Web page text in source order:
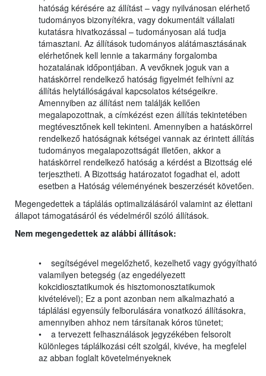
hatóság kérésére az állítást – vagy nyilvánosan elérhető
tudományos bizonyítékra, vagy dokumentált vállalati
kutatásra hivatkozással – tudományosan alá tudja
támasztani. Az állítások tudományos alátámasztásának
elérhetőnek kell lennie a takarmány forgalomba
hozatalának időpontjában. A vevőknek joguk van a
hatáskörrel rendelkező hatóság figyelmét felhívni az
állítás helytállóságával kapcsolatos kétségeikre.
Amennyiben az állítást nem találják kellően
megalapozottnak, a címkézést ezen állítás tekintetében
megtévesztőnek kell tekinteni. Amennyiben a hatáskörrel
rendelkező hatóságnak kétségei vannak az érintett állítás
tudományos megalapozottságát illetően, akkor a
hatáskörrel rendelkező hatóság a kérdést a Bizottság elé
terjesztheti. A Bizottság határozatot fogadhat el, adott
esetben a Hatóság véleményének beszerzését követően.
Megengedettek a táplálás optimalizálásáról valamint az élettani
állapot támogatásáról és védelméről szóló állítások.
Nem megengedettek az alábbi állítások:
• segítségével megelőzhető, kezelhető vagy gyógyítható
valamilyen betegség (az engedélyezett
kokcidiosztatikumok és hisztomonosztatikumok
kivételével); Ez a pont azonban nem alkalmazható a
táplálási egyensúly felborulására vonatkozó állításokra,
amennyiben ahhoz nem társítanak kóros tünetet;
• a tervezett felhasználások jegyzékében felsorolt
különleges táplálkozási célt szolgál, kivéve, ha megfelel
az abban foglalt követelményeknek